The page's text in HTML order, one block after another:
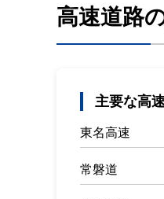
高速道路
主要な高
東名高速
常磐道